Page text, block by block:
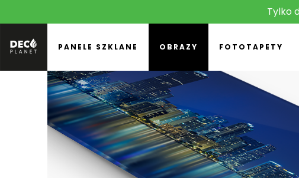
Tylko
PANELE SZKLANE OBRAZY FOTOTAPETY